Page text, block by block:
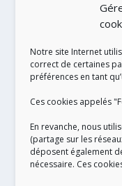
Notre site Internet
correct de certaines
préférences en tant
Ces cookies appelés
En revanche, nous
(partage sur les
déposent également
nécessaire. Ces